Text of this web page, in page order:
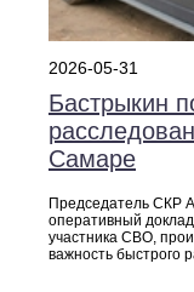
2026-05-31
Бастрыкин
Самаре
Председатель СКР
оперативный
участника СВО,
важность быстрого